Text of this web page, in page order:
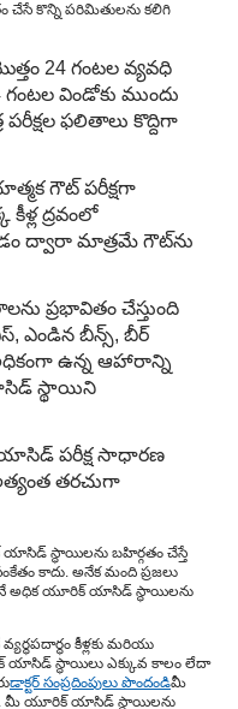
చేసే కొన్ని పరిమితులను కలిగి
24 గంటల వ్యవధి
విండోకు ముందు
ఫలితాలు కొద్దిగా
గౌట్ పరీక్షగా
ద్రవంలో
ద్వారా మాత్రమే గౌట్‌ను
ప్రభావితం చేస్తుంది
ఎండిన బీన్స్, బీర్
ఉన్న ఆహారాన్ని
స్థాయిని
యాసిడ్ పరీక్ష సాధారణ
తరచుగా
యాసిడ్ స్థాయిలను బహిర్గతం చేస్తే
కాదు. అనేక మంది ప్రజలు
అధిక యూరిక్ యాసిడ్ స్థాయిలను
కీళ్లకు మరియు
యాసిడ్ స్థాయిలు ఎక్కువ కాలం లేదా
డాక్టర్ సంప్రదింపులు పొందండిమీ
మీ యూరిక్ యాసిడ్ స్థాయిలను